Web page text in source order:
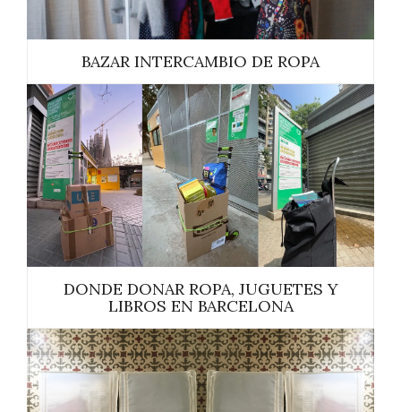
BAZAR INTERCAMBIO DE ROPA
DONDE DONAR ROPA, JUGUETES Y
LIBROS EN BARCELONA